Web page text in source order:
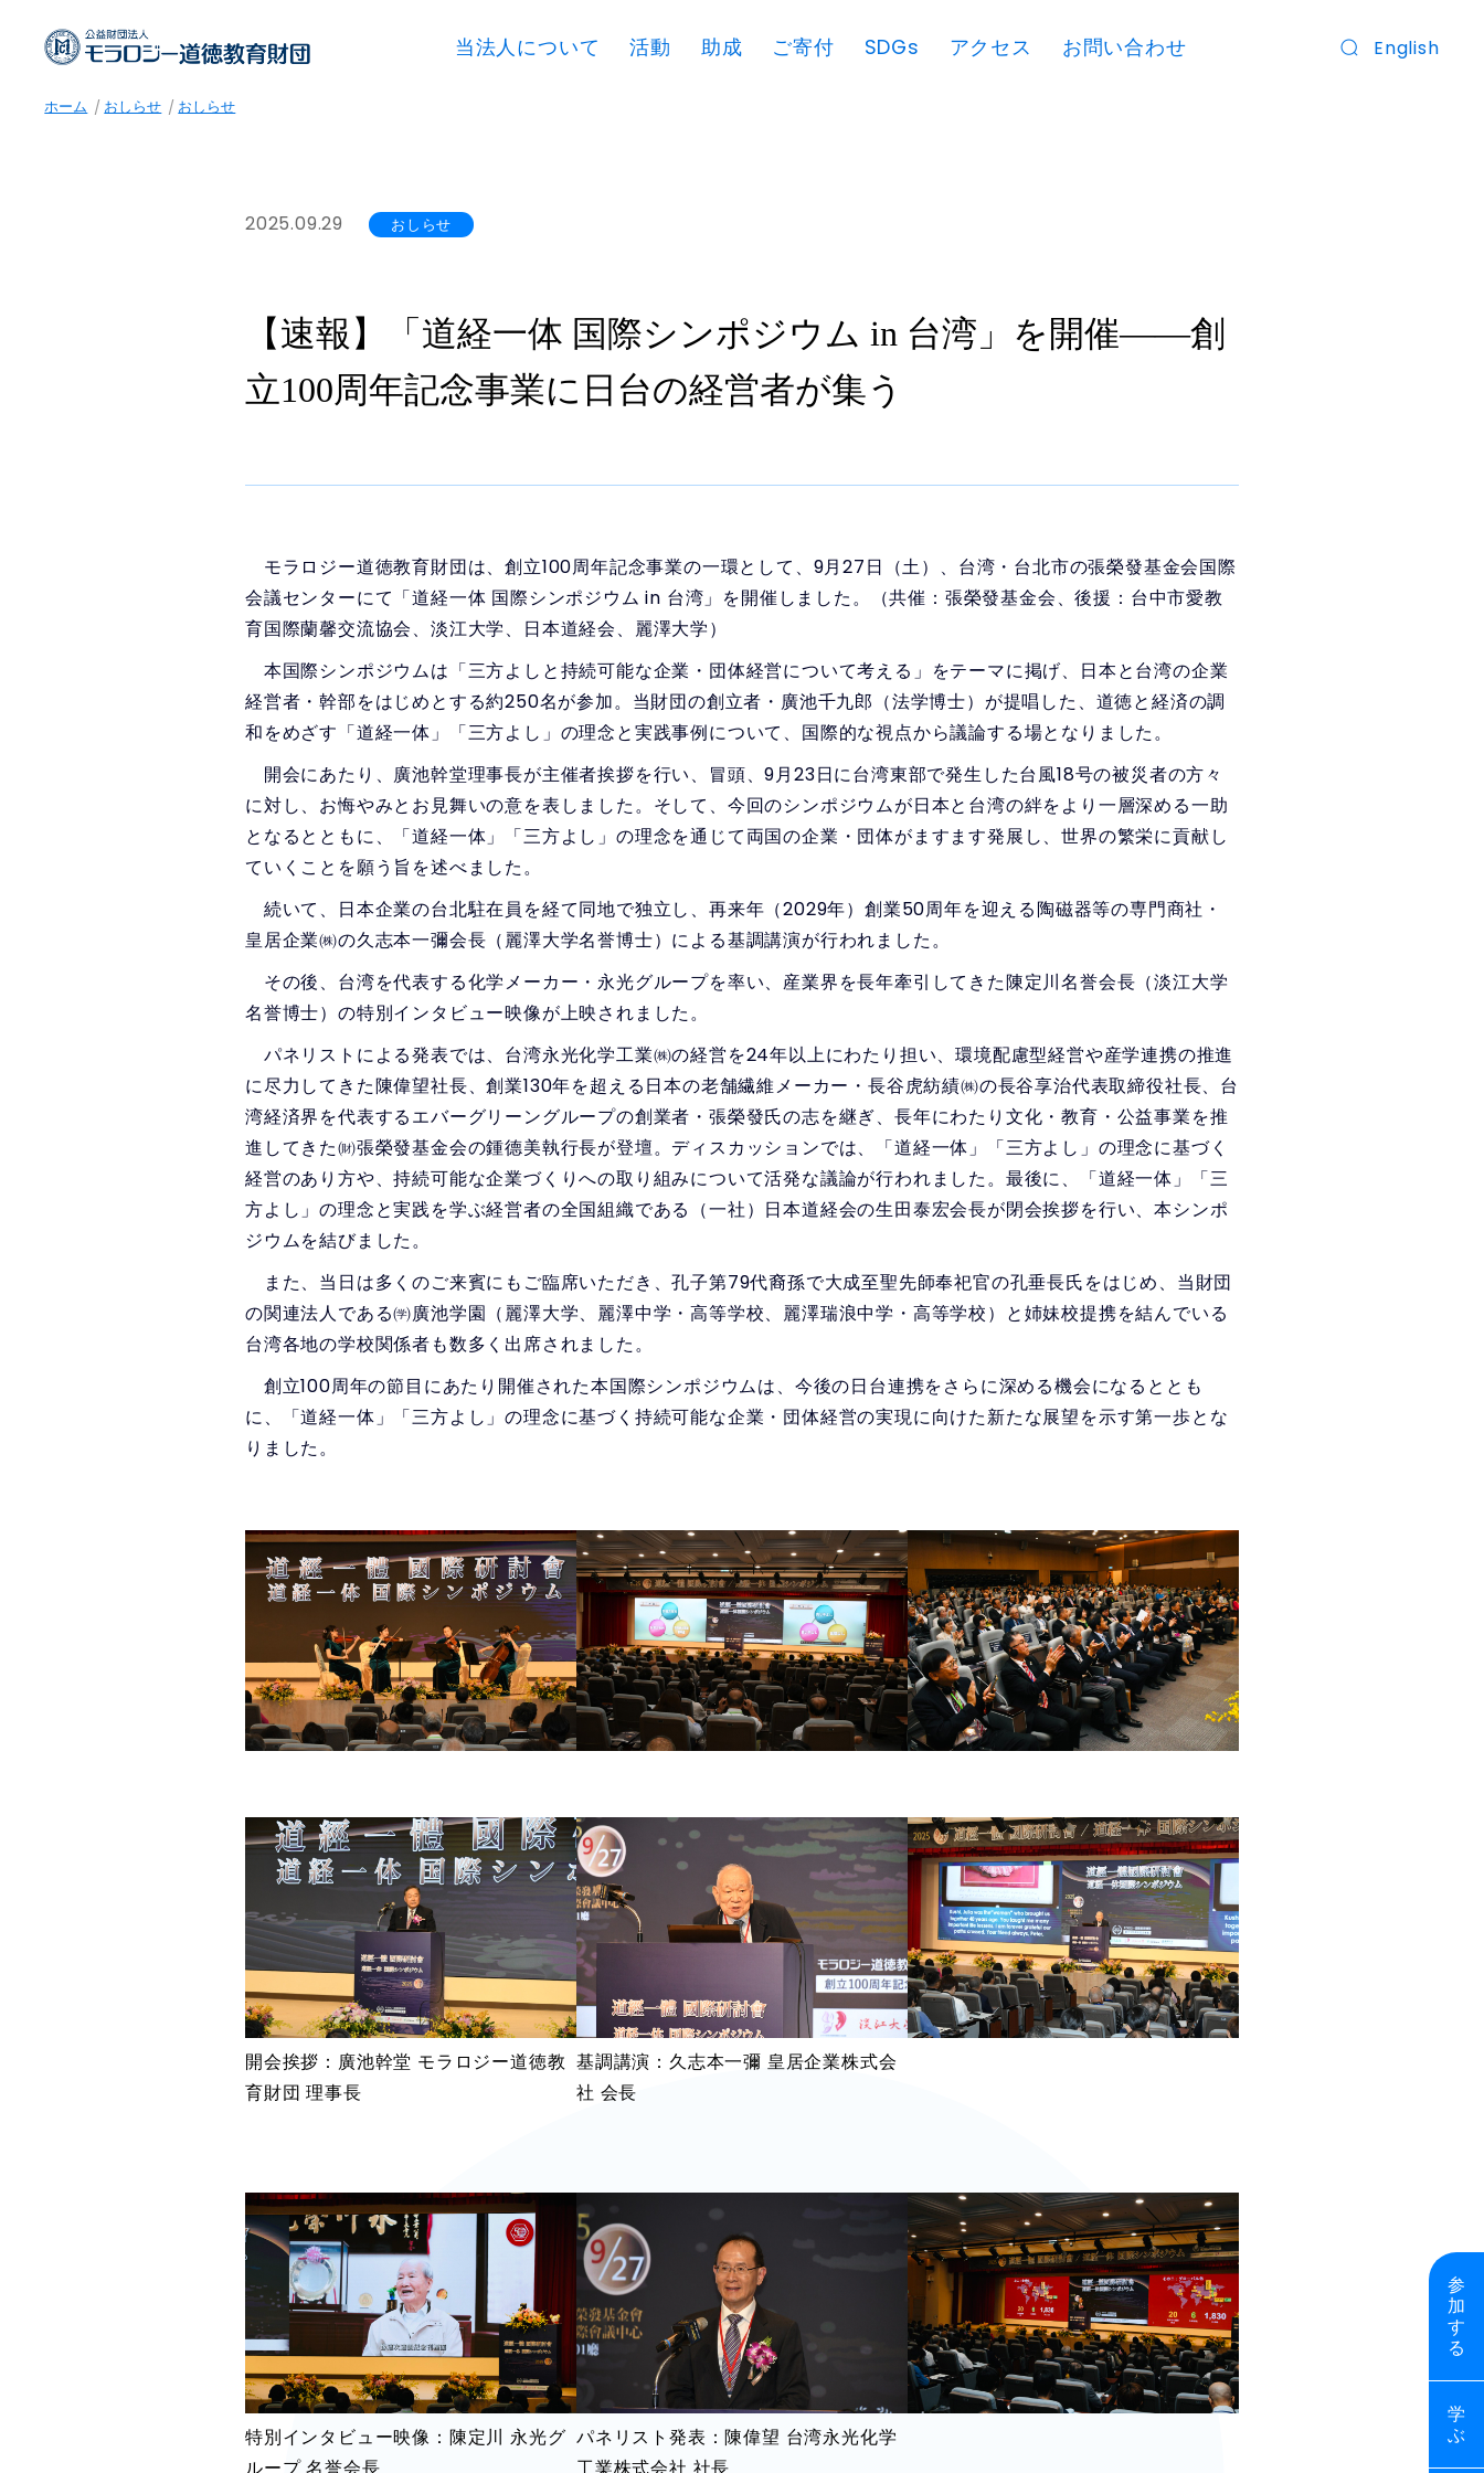
当法人について 活動 助成 ご寄付 SDGs アクセス お問い合わせ English
参
加
す
る
学
ぶ
ホーム おしらせ おしらせ
2025.09.29 おしらせ
【速報】「道経一体 国際シンポジウム in 台湾」を開催――創
立100周年記念事業に日台の経営者が集う
モラロジー道徳教育財団は、創立100周年記念事業の一環として、9月27日（土）、台湾・台北市の張榮發基金会国際
会議センターにて「道経一体 国際シンポジウム in 台湾」を開催しました。（共催：張榮發基金会、後援：台中市愛教
育国際蘭馨交流協会、淡江大学、日本道経会、麗澤大学）
本国際シンポジウムは「三方よしと持続可能な企業・団体経営について考える」をテーマに掲げ、日本と台湾の企業
経営者・幹部をはじめとする約250名が参加。当財団の創立者・廣池千九郎（法学博士）が提唱した、道徳と経済の調
和をめざす「道経一体」「三方よし」の理念と実践事例について、国際的な視点から議論する場となりました。
開会にあたり、廣池幹堂理事長が主催者挨拶を行い、冒頭、9月23日に台湾東部で発生した台風18号の被災者の方々
に対し、お悔やみとお見舞いの意を表しました。そして、今回のシンポジウムが日本と台湾の絆をより一層深める一助
となるとともに、「道経一体」「三方よし」の理念を通じて両国の企業・団体がますます発展し、世界の繁栄に貢献し
ていくことを願う旨を述べました。
続いて、日本企業の台北駐在員を経て同地で独立し、再来年（2029年）創業50周年を迎える陶磁器等の専門商社・
皇居企業㈱の久志本一彌会長（麗澤大学名誉博士）による基調講演が行われました。
その後、台湾を代表する化学メーカー・永光グループを率い、産業界を長年牽引してきた陳定川名誉会長（淡江大学
名誉博士）の特別インタビュー映像が上映されました。
パネリストによる発表では、台湾永光化学工業㈱の経営を24年以上にわたり担い、環境配慮型経営や産学連携の推進
に尽力してきた陳偉望社長、創業130年を超える日本の老舗繊維メーカー・長谷虎紡績㈱の長谷享治代表取締役社長、台
湾経済界を代表するエバーグリーングループの創業者・張榮發氏の志を継ぎ、長年にわたり文化・教育・公益事業を推
進してきた㈶張榮發基金会の鍾德美執行長が登壇。ディスカッションでは、「道経一体」「三方よし」の理念に基づく
経営のあり方や、持続可能な企業づくりへの取り組みについて活発な議論が行われました。最後に、「道経一体」「三
方よし」の理念と実践を学ぶ経営者の全国組織である（一社）日本道経会の生田泰宏会長が閉会挨拶を行い、本シンポ
ジウムを結びました。
また、当日は多くのご来賓にもご臨席いただき、孔子第79代裔孫で大成至聖先師奉祀官の孔垂長氏をはじめ、当財団
の関連法人である㈻廣池学園（麗澤大学、麗澤中学・高等学校、麗澤瑞浪中学・高等学校）と姉妹校提携を結んでいる
台湾各地の学校関係者も数多く出席されました。
創立100周年の節目にあたり開催された本国際シンポジウムは、今後の日台連携をさらに深める機会になるととも
に、「道経一体」「三方よし」の理念に基づく持続可能な企業・団体経営の実現に向けた新たな展望を示す第一歩とな
りました。
開会挨拶：廣池幹堂 モラロジー道徳教
育財団 理事長
基調講演：久志本一彌 皇居企業株式会
社 会長
特別インタビュー映像：陳定川 永光グ パネリスト発表：陳偉望 台湾永光化学